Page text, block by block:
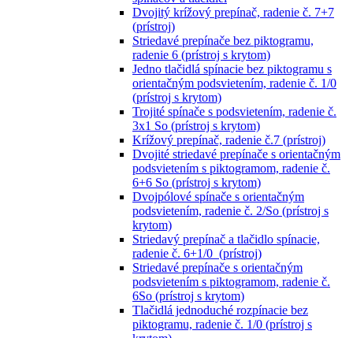
Dvojitý krížový prepínač, radenie č. 7+7
(prístroj)
Striedavé prepínače bez piktogramu,
radenie 6 (prístroj s krytom)
Jedno tlačidlá spínacie bez piktogramu s
orientačným podsvietením, radenie č. 1/0
(prístroj s krytom)
Trojité spínače s podsvietením, radenie č.
3x1 So (prístroj s krytom)
Krížový prepínač, radenie č.7 (prístroj)
Dvojité striedavé prepínače s orientačným
podsvietením s piktogramom, radenie č.
6+6 So (prístroj s krytom)
Dvojpólové spínače s orientačným
podsvietením, radenie č. 2/So (prístroj s
krytom)
Striedavý prepínač a tlačidlo spínacie,
radenie č. 6+1/0 (prístroj)
Striedavé prepínače s orientačným
podsvietením s piktogramom, radenie č.
6So (prístroj s krytom)
Tlačidlá jednoduché rozpínacie bez
piktogramu, radenie č. 1/0 (prístroj s